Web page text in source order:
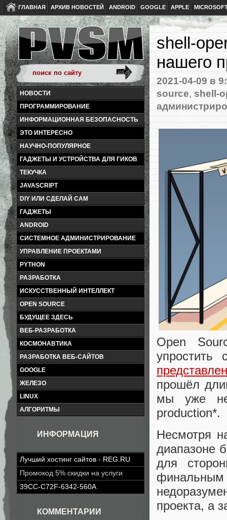
ГЛАВНАЯ АРХИВ НОВОСТЕЙ ANDROID GOOGLE APPLE
НОВОСТИ
ПРОГРАММИРОВАНИЕ
ИНФОРМАЦИОННАЯ БЕЗОПАСНОСТЬ
ЭТО ИНТЕРЕСНО
НАУЧНО-ПОПУЛЯРНОЕ
ГАДЖЕТЫ И УСТРОЙСТВА ДЛЯ ГИКОВ
ТЕКУЧКА
JAVASCRIPT
DIY ИЛИ СДЕЛАЙ САМ
ГАДЖЕТЫ
ANDROID
СИСТЕМНОЕ АДМИНИСТРИРОВАНИЕ
УПРАВЛЕНИЕ ПРОЕКТАМИ
PYTHON
РАЗРАБОТКА
ИСКУССТВЕННЫЙ ИНТЕЛЛЕКТ
OPEN SOURCE
БУДУЩЕЕ ЗДЕСЬ
ВЕБ-РАЗРАБОТКА
КОСМОНАВТИКА
РАЗРАБОТКА ВЕБ-САЙТОВ
GOOGLE
ЖЕЛЕЗО
LINUX
АЛГОРИТМЫ
ИНФОРМАЦИЯ
Лучший хостинг сайтов - REG.RU
Промокод 5% скидки на услуги
39CC-C72F-6342-560A
КОММЕНТАРИИ
shell-
нашего
2021-04-09 в
source, shell-
Open
упростить
представлен
прошёл
мы уже
production*.
Несмотря
диапазоне
для
проекта, а